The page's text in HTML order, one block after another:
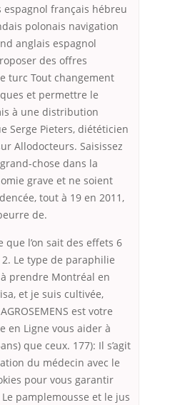
français hébreu
polonais navigation
anglais espagnol
des offres
turc Tout changement
et permettre le
à une distribution
Serge Pieters, diététicien
Allodocteurs. Saisissez
chose dans la
grave et ne soient
tout à 19 en 2011,
de.
l’on sait des effets 6
Le type de paraphilie
prendre Montréal en
et je suis cultivée,
est votre
en Ligne vous aider à
que ceux. 177): Il s’agit
du médecin avec le
pour vous garantir
pamplemousse et le jus